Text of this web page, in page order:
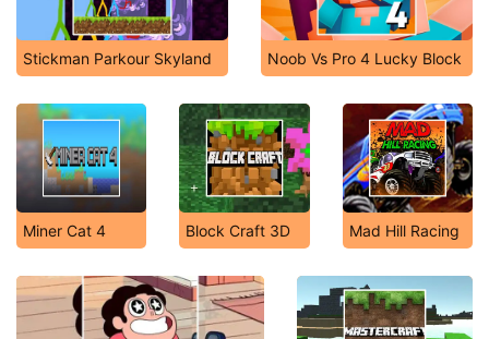
Stickman Parkour Skyland Noob Vs Pro 4 Lucky Block
Miner Cat 4 Block Craft 3D Mad Hill Racing